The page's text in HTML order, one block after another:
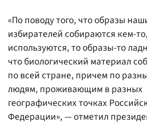
«По поводу того, что образы
избирателей собираются кем-
используются, то образы-то
что биологический материал
по всей стране, причем по
людям, проживающим в разных
географических точках
Федерации», — отметил